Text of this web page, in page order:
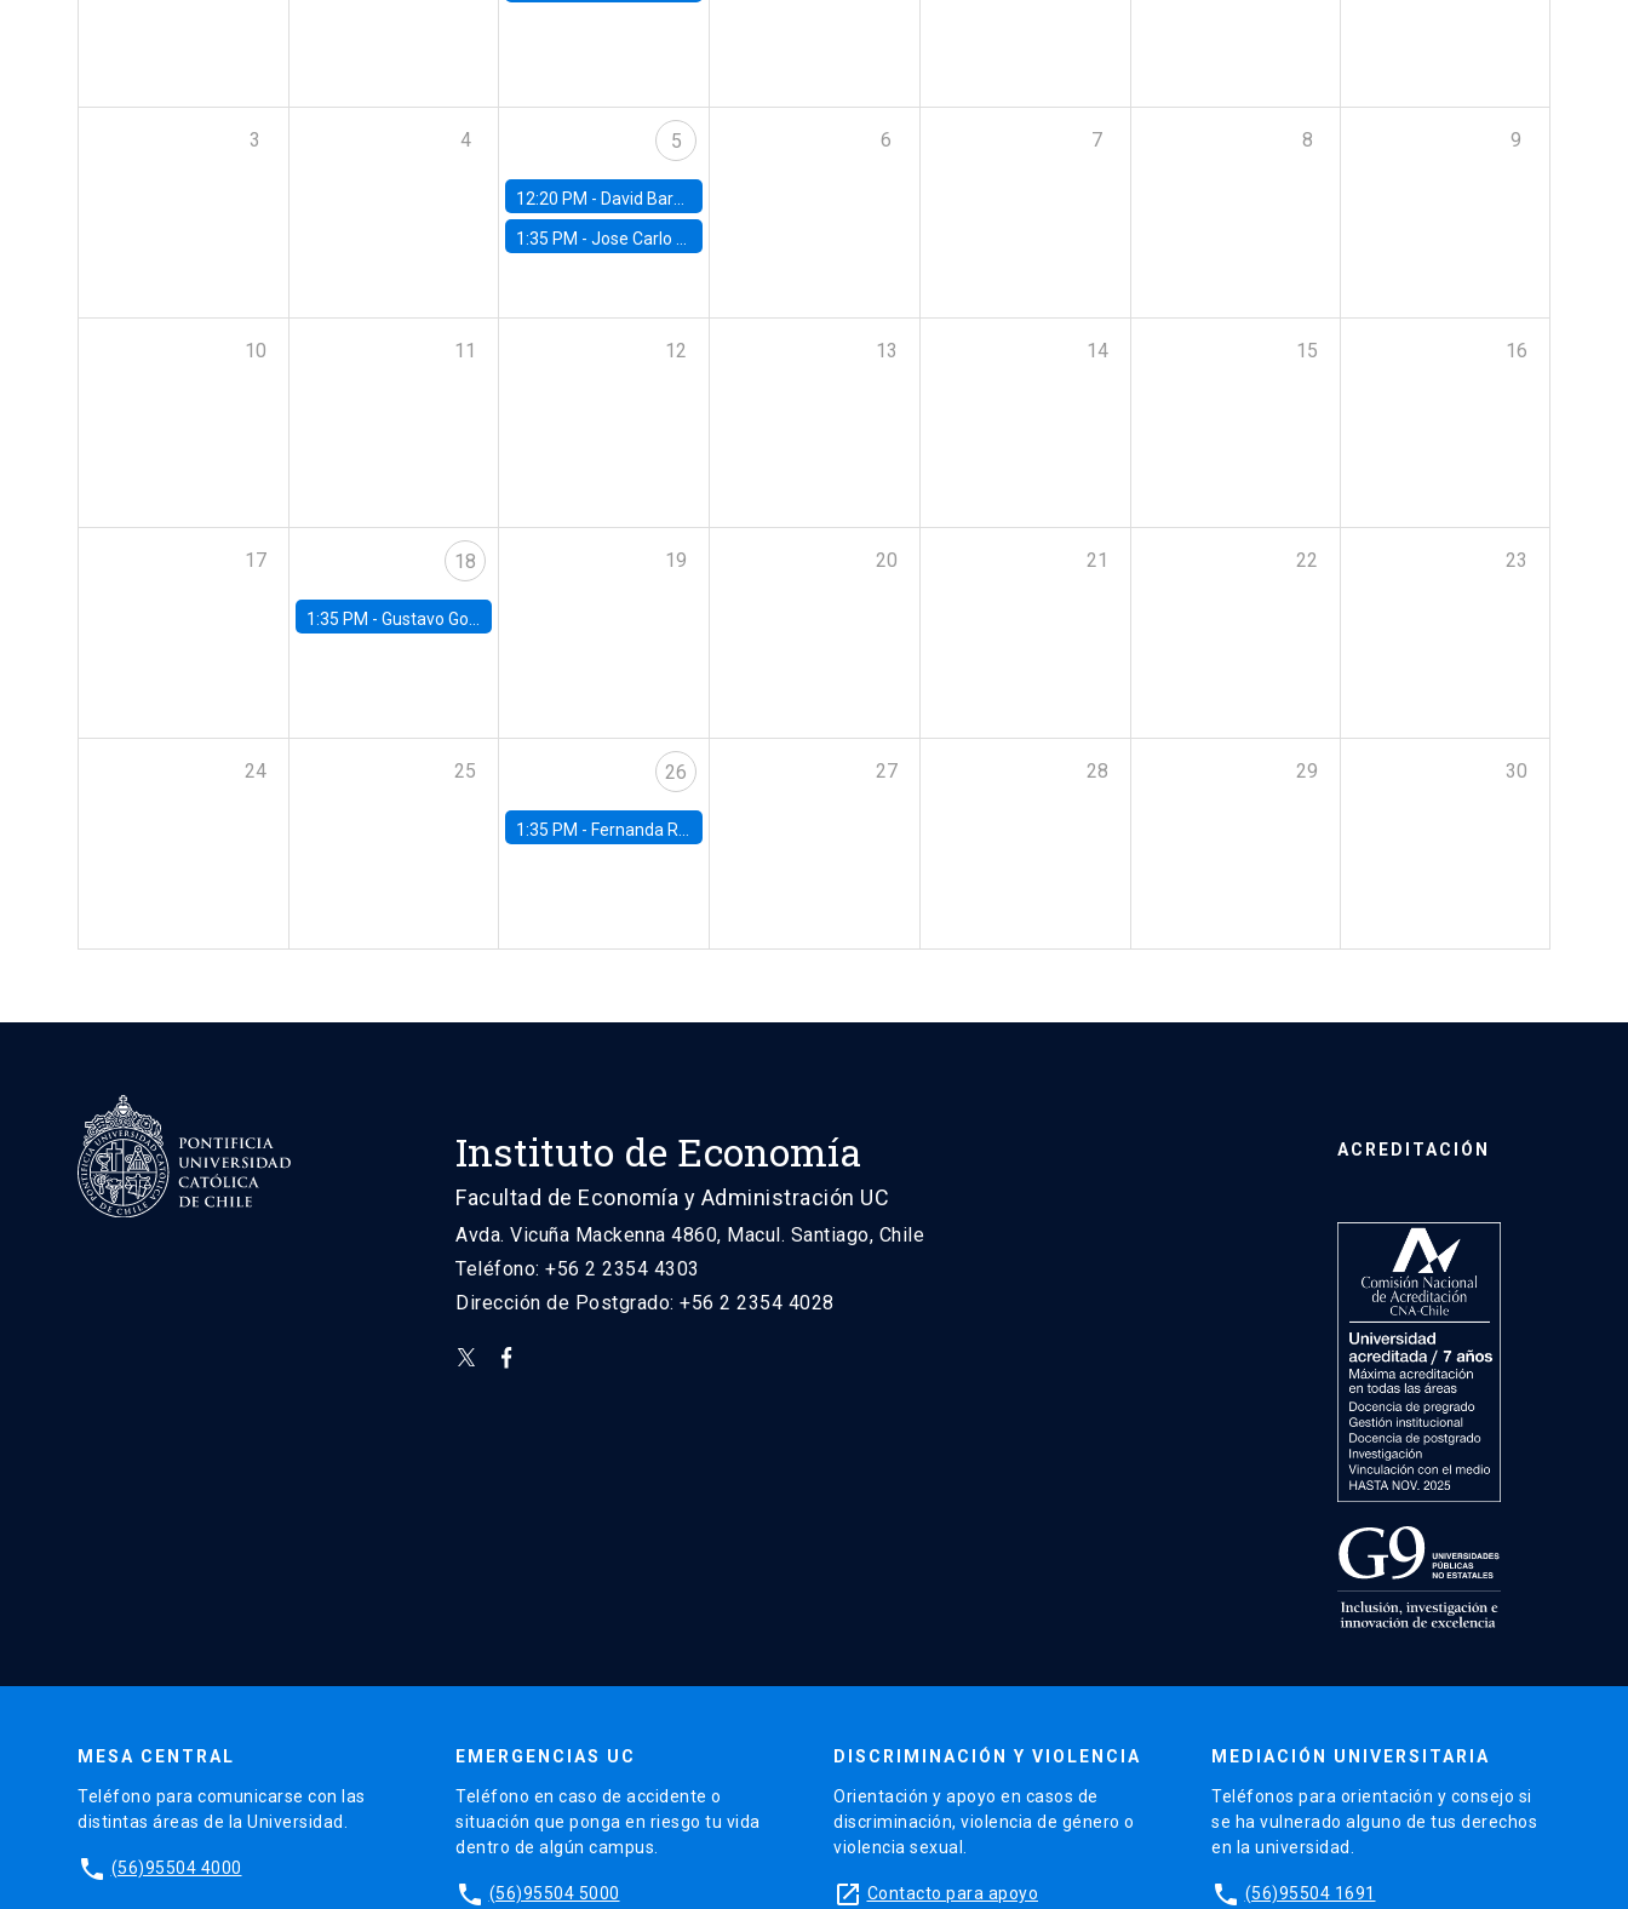
3 4 5
12:20 PM - David Bardey, Universidad de los Andes - CEDE
1:35 PM -Jose Carlo Bermudez, UC (ME) & World Bank
6 7 8 9
10 11 12 13 14 15 16
17 18
1:35 PM - Gustavo González, Banco Central de Chile
19 20 21 22 23
24 25 26
1:35 PM - Fernanda Rojas Ampuero, University of Wisconsin-Madison
27 28 29 30
Instituto de Economía
Facultad de Economía y Administración UC
Avda. Vicuña Mackenna 4860, Macul. Santiago, Chile
Teléfono: +56 2 2354 4303
Dirección de Postgrado: +56 2 2354 4028
ACREDITACIÓN
MESA CENTRAL
Teléfono para comunicarse con las
distintas áreas de la Universidad.
phone (56)95504 4000
EMERGENCIAS UC
Teléfono en caso de accidente o
situación que ponga en riesgo tu vida
dentro de algún campus.
phone (56)95504 5000
DISCRIMINACIÓN Y VIOLENCIA
Orientación y apoyo en casos de
discriminación, violencia de género o
violencia sexual.
launch Contacto para apoyo
MEDIACIÓN UNIVERSITARIA
Teléfonos para orientación y consejo si
se ha vulnerado alguno de tus derechos
en la universidad.
phone (56)95504 1691